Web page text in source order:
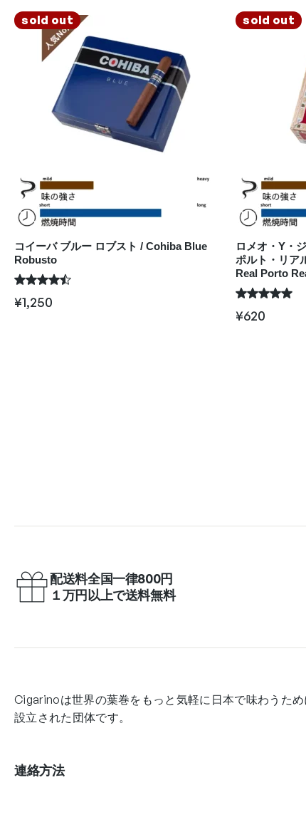
sold out
コイーバ ブルー ロブスト / Cohiba Blue
Robusto
¥1,250
sold out
ロメオ・Y・
ポルト・リア
Real Porto
¥620
配送料全国一律800円
１万円以上で送料無料
Cigarinoは世界の葉巻をもっと気軽に日本で味わうため
設立された団体です。
連絡方法